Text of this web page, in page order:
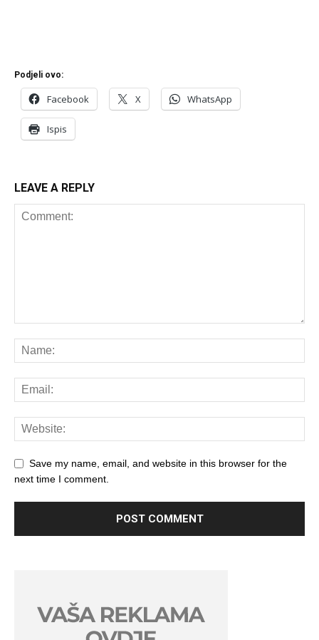
Podjeli ovo:
Facebook X WhatsApp
Ispis
LEAVE A REPLY
Save my name, email, and website in this browser for the
next time I comment.